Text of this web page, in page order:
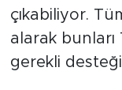
çıkabiliyor.
alarak bunları
gerekli